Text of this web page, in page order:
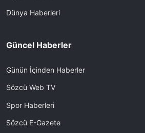
Dünya Haberleri
Güncel Haberler
Günün İçinden Haberler
Sözcü Web TV
Spor Haberleri
Sözcü E-Gazete